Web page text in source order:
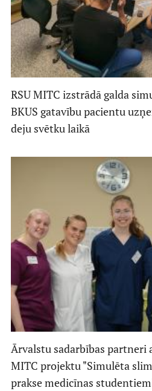
RSU MITC izstrādā galda
BKUS gatavību pacientu
deju svētku laikā
Ārvalstu sadarbības partneri
MITC projektu "Simulēta
prakse medicīnas